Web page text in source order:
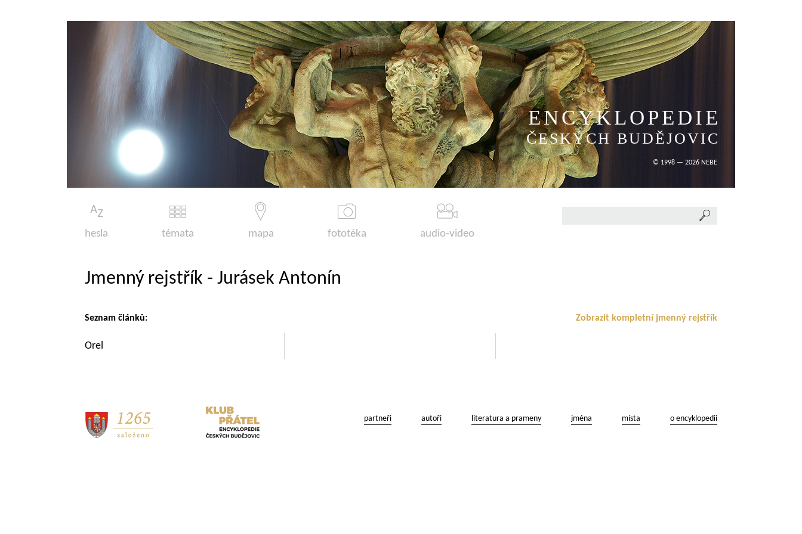
ENCYKLOPEDIE
ČESKÝCH BUDĚJOVIC
© 1998 — 2026 NEBE
hesla témata mapa fototéka audio-video
Jmenný rejstřík - Jurásek Antonín
Zobrazit kompletní jmenný rejstřík
Seznam článků:
Orel
partneři autoři literatura a prameny jména místa o encyklopedii